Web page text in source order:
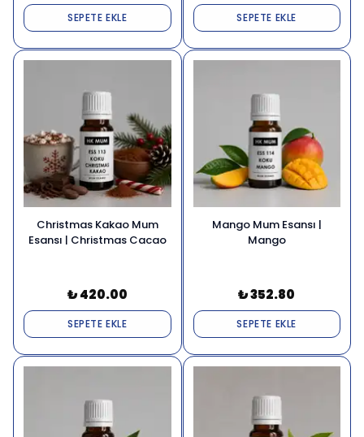
SEPETE EKLE SEPETE EKLE
Christmas Kakao Mum
Esansı | Christmas Cacao
₺ 420.00
SEPETE EKLE
Mango Mum Esansı |
Mango
₺ 352.80
SEPETE EKLE